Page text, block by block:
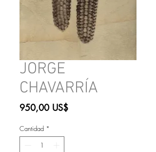
JORGE
CHAVARRÍA
950,00 US$Precio
Cantidad *